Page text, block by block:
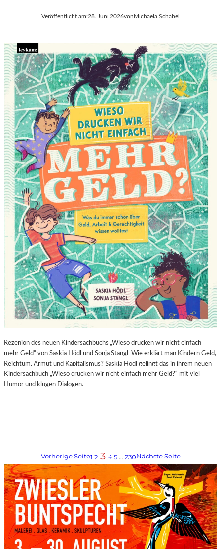
Veröffentlicht am:28. Juni 2026vonMichaela Schabel
Rezenion des neuen Kindersachbuchs „Wieso drucken wir nicht einfach
mehr Geld“ von Saskia Hödl und Sonja Stangl Wie erklärt man Kindern Geld,
Reichtum, Armut und Kapitalismus? Saskia Hödl gelingt das in ihrem neuen
Kindersachbuch „Wieso drucken wir nicht einfach mehr Geld?“ mit viel
Humor und klugen Dialogen.
Vorherige Seite1 2 3 4 5 … 230Nächste Seite